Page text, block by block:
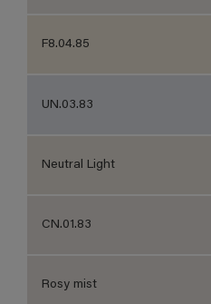
F8.04.85
UN.03.83
Neutral Light
CN.01.83
Rosy mist